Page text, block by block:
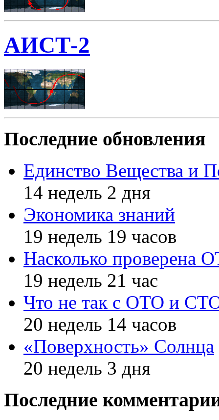
АИСТ-2
Последние обновления
Единство Вещества и
14 недель 2 дня
Экономика знаний
19 недель 19 часов
Насколько проверена
19 недель 21 час
Что не так с ОТО и
20 недель 14 часов
«Поверхность» Солнца
20 недель 3 дня
Последние